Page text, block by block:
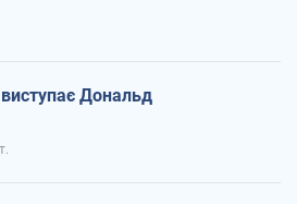
виступає Дональд